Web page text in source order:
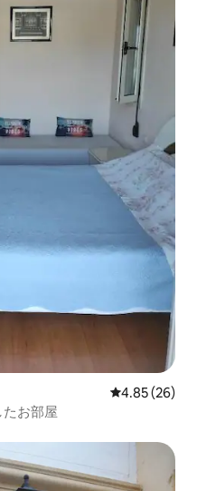
レビュー26
4.85 (26)
お部屋